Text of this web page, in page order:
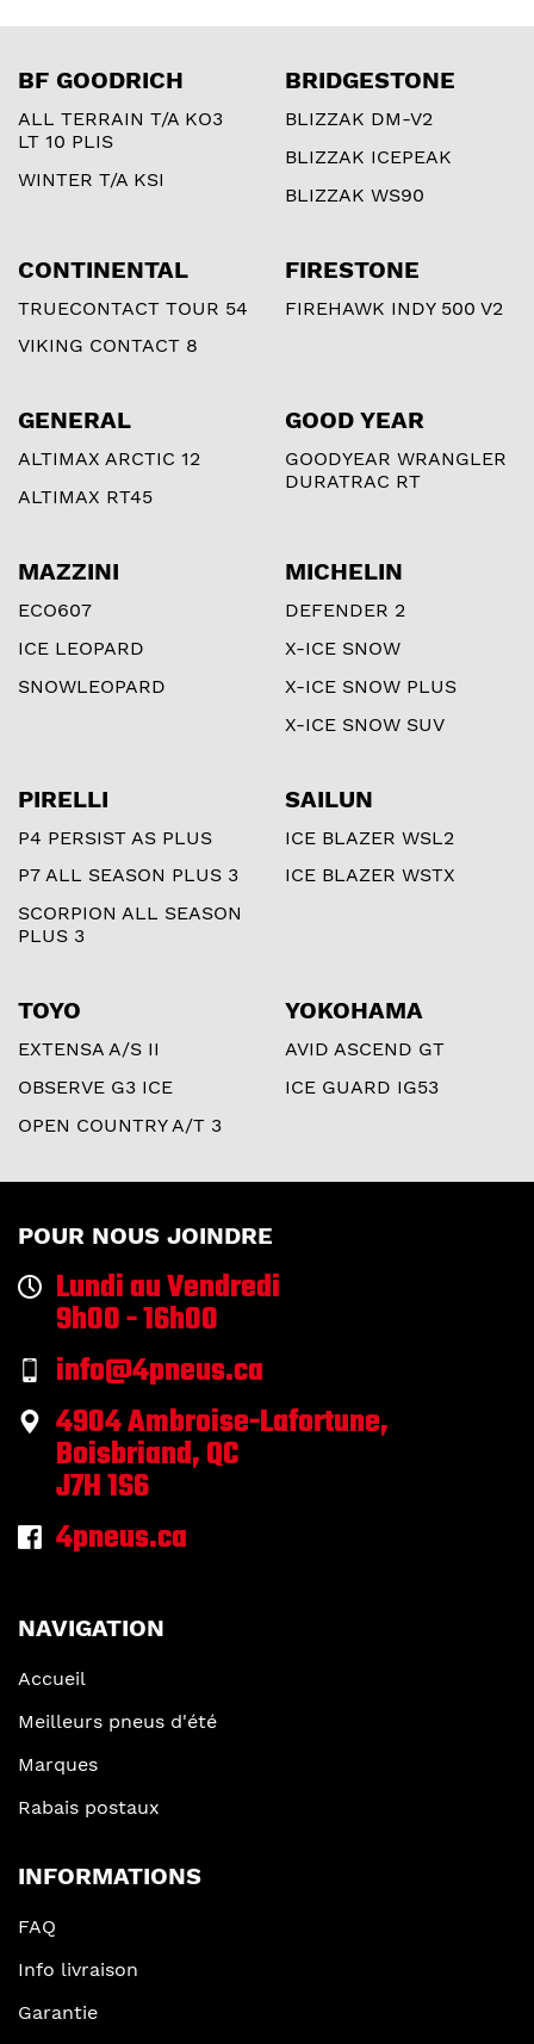
BF GOODRICH
ALL TERRAIN T/A KO3
LT 10 PLIS
WINTER T/A KSI
BRIDGESTONE
BLIZZAK DM-V2
BLIZZAK ICEPEAK
BLIZZAK WS90
CONTINENTAL
TRUECONTACT TOUR 54
VIKING CONTACT 8
FIRESTONE
FIREHAWK INDY 500 V2
GENERAL
ALTIMAX ARCTIC 12
ALTIMAX RT45
GOOD YEAR
GOODYEAR WRANGLER
DURATRAC RT
MAZZINI
ECO607
ICE LEOPARD
SNOWLEOPARD
MICHELIN
DEFENDER 2
X-ICE SNOW
X-ICE SNOW PLUS
X-ICE SNOW SUV
PIRELLI
P4 PERSIST AS PLUS
P7 ALL SEASON PLUS 3
SCORPION ALL SEASON
PLUS 3
SAILUN
ICE BLAZER WSL2
ICE BLAZER WSTX
TOYO
EXTENSA A/S II
OBSERVE G3 ICE
OPEN COUNTRY A/T 3
YOKOHAMA
AVID ASCEND GT
ICE GUARD IG53
POUR NOUS JOINDRE
Lundi au Vendredi
9h00 - 16h00
info@4pneus.ca
4904 Ambroise-Lafortune,
Boisbriand, QC
J7H 1S6
4pneus.ca
NAVIGATION
Accueil
Meilleurs pneus d'été
Marques
Rabais postaux
INFORMATIONS
FAQ
Info livraison
Garantie